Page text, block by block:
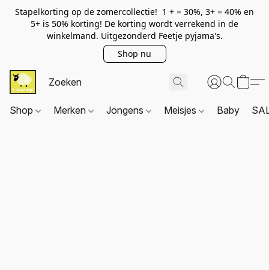
Stapelkorting op de zomercollectie! 1 + = 30%, 3+ = 40% en
5+ is 50% korting! De korting wordt verrekend in de
winkelmand. Uitgezonderd Feetje pyjama's.
Shop nu
Shop Merken Jongens Meisjes Baby